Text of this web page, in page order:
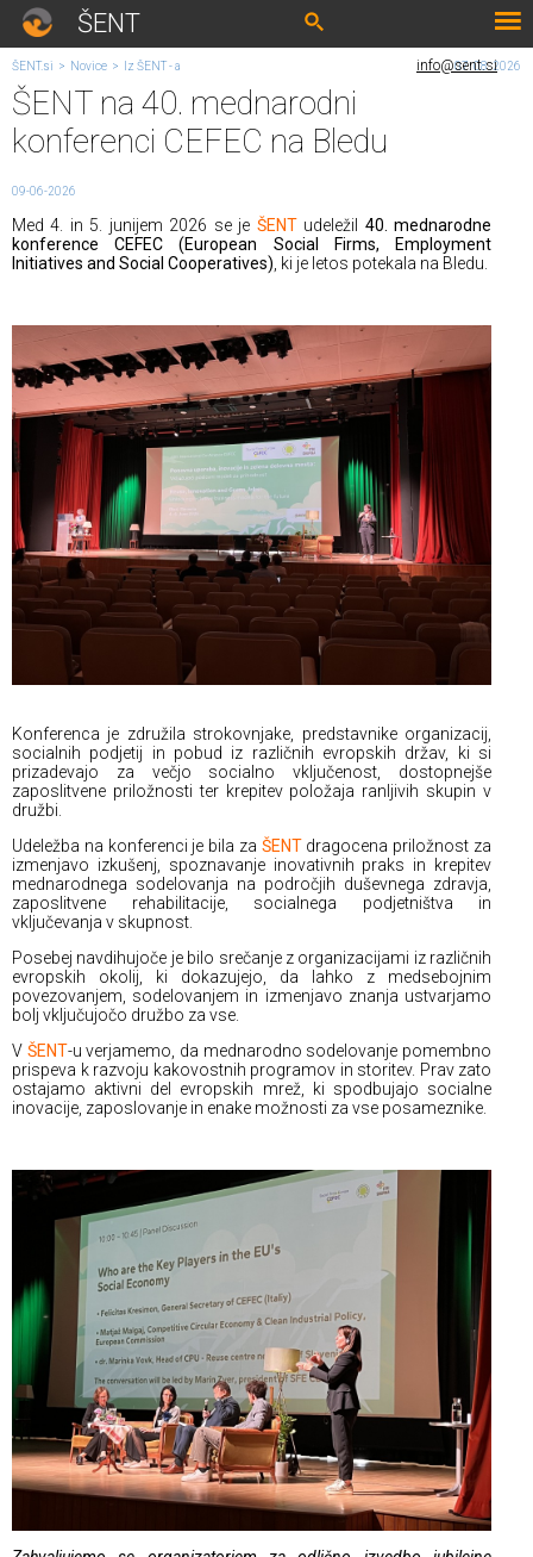
ŠENT
info@sent.si
07. 08. 2026
ŠENT.si > Novice > Iz ŠENT - a
ŠENT na 40. mednarodni
konferenci CEFEC na Bledu
09-06-2026
Med 4. in 5. junijem 2026 se je ŠENTudeležil 40. mednarodne
konference CEFEC (European Social Firms, Employment
Initiatives and Social Cooperatives) , ki je letos potekala na Bledu.
Konferenca je združila strokovnjake, predstavnike organizacij,
socialnih podjetij in pobud iz različnih evropskih držav, ki si
prizadevajo za večjo socialno vključenost, dostopnejše
zaposlitvene priložnosti ter krepitev položaja ranljivih skupin v
družbi.
Udeležba na konferenci je bila za ŠENTdragocena priložnost za
izmenjavo izkušenj, spoznavanje inovativnih praks in krepitev
mednarodnega sodelovanja na področjih duševnega zdravja,
zaposlitvene rehabilitacije, socialnega podjetništva in
vključevanja v skupnost.
Posebej navdihujoče je bilo srečanje z organizacijami iz različnih
evropskih okolij, ki dokazujejo, da lahko z medsebojnim
povezovanjem, sodelovanjem in izmenjavo znanja ustvarjamo
bolj vključujočo družbo za vse.
V ŠENT-u verjamemo, da mednarodno sodelovanje pomembno
prispeva k razvoju kakovostnih programov in storitev. Prav zato
ostajamo aktivni del evropskih mrež, ki spodbujajo socialne
inovacije, zaposlovanje in enake možnosti za vse posameznike.